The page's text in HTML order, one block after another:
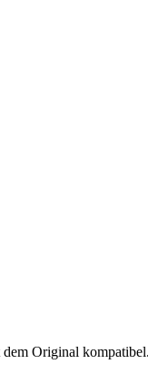
Original kompatibel.